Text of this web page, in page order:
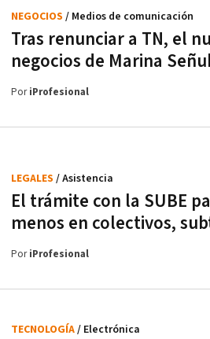
Tras renunciar a TN, el
negocios de Marina
NEGOCIOS / Medios de comunicación
PoriProfesional
El trámite con la SUBE
menos en colectivos,
LEGALES / Asistencia
PoriProfesional
TECNOLOGÍA/ Electrónica